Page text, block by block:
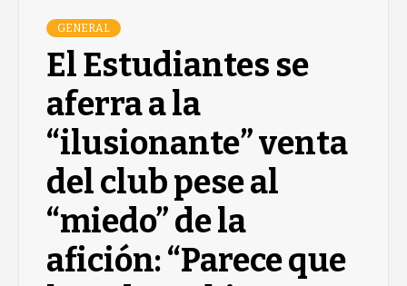
GENERAL
El Estudiantes se
aferra a la
“ilusionante” venta
del club pese al
“miedo” de la
afición: “Parece que